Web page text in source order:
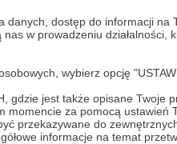
dostęp do informacji na
w prowadzeniu działalności,
wybierz opcję
gdzie jest także opisane Twoje
za pomocą ustawień
przekazywane do
informacje na temat
meble